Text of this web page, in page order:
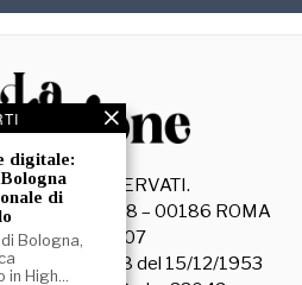
I DIRITTI RISERVATI.
Capranica, 78 – 00186 ROMA
15045971007
Roma n. 3628 del 15/12/1953
digitale:
di
di Bologna,
in High…